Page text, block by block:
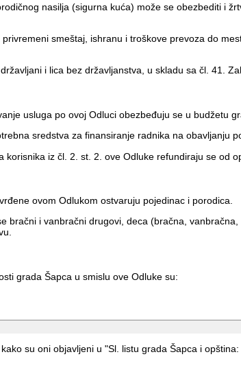
nasilja (sigurna kuća) može se obezbediti i
smeštaj, ishranu i troškove prevoza do
i lica bez državljanstva, u skladu sa čl. 41.
usluga po ovoj Odluci obezbeđuju se u budžetu
sredstva za finansiranje radnika na obavljanju
korisnika iz čl. 2. st. 2. ove Odluke refundiraju se od
ovom Odlukom ostvaruju pojedinac i porodica.
bračni i vanbračni drugovi, deca (bračna,
grada Šapca u smislu ove Odluke su:
su oni objavljeni u "Sl. listu grada Šapca i opština: